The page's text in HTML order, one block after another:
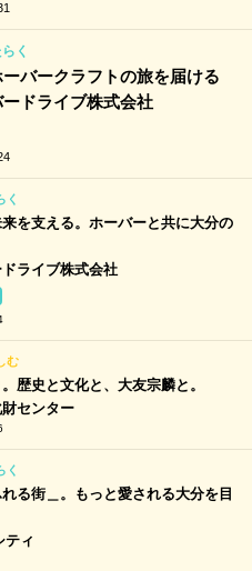
く
バークラフトの旅を届ける
ドライブ株式会社
く
を支える。ホーバーと共に大分の
ライブ株式会社
む
歴史と文化と、大友宗麟と。
センター
く
る街＿。もっと愛される大分を目
ティ